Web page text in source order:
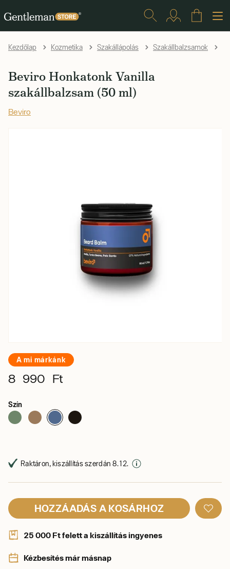
Kezdőlap Kozmetika Szakállápolás Szakállbalzsamok
Beviro Honkatonk Vanilla
szakállbalzsam (50 ml)
Beviro
A mi márkánk
8 990 Ft
Szín
Raktáron, kiszállítás szerdán 8. 12.
HOZZÁADÁS A KOSÁRHOZ
25 000 Ft felett a kiszállítás ingyenes
Kézbesítés már másnap